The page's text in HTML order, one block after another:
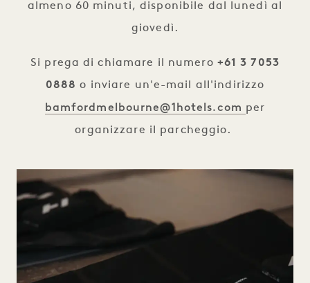
almeno 60 minuti, disponibile dal lunedì al
giovedì.
Si prega di chiamare il numero +61 3 7053
0888 o inviare un'e-mail all'indirizzo
bamfordmelbourne@1hotels.com per
organizzare il parcheggio.